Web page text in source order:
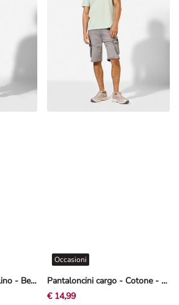
Pantaloncini - Effetto lino - Beige Pantaloncini cargo - Cotone - grigio
Occasioni
€ 14,99